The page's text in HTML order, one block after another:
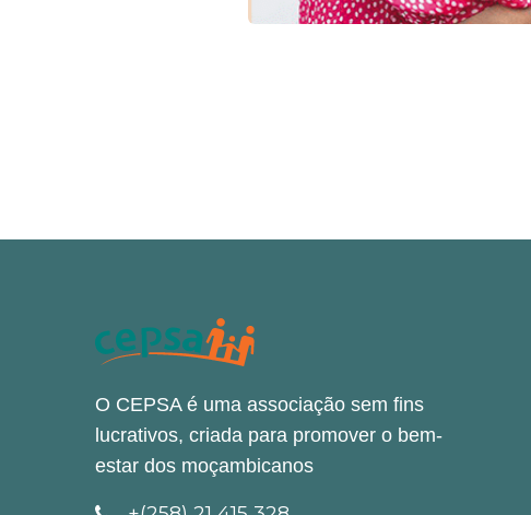
O CEPSA é uma associação sem fins
lucrativos, criada para promover o bem-
estar dos moçambicanos